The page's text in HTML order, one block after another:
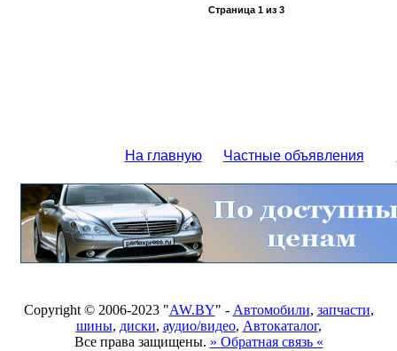
Страница 1из 3
На главную Частные объявления
Copyright © 2006-2023 "AW.BY" - Автомобили, запчасти,
шины, диски, аудио/видео, Автокаталог,
Все права защищены. » Обратная связь «